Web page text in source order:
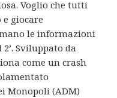
Voglio che tutti
giocare
le informazioni
Sviluppato da
come un crash
Monopoli (ADM)